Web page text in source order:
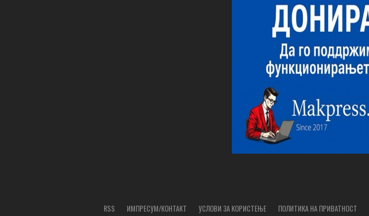
RSS ИМПРЕСУМ/КОНТАКТ УСЛОВИ ЗА КОРИСТЕЊЕ ПОЛИТИКА НА ПРИВАТНОСТ